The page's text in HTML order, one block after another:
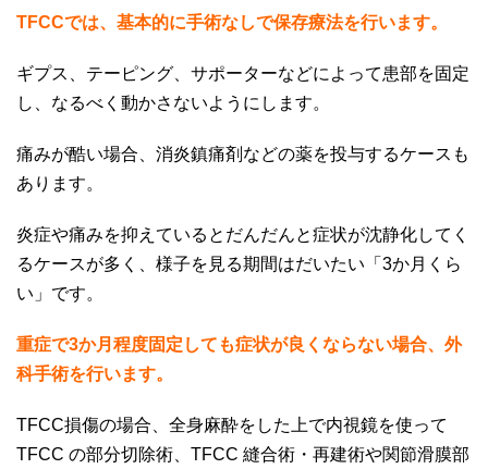
TFCCでは、基本的に手術なしで保存療法を行います。
ギプス、テーピング、サポーターなどによって患部を固定
し、なるべく動かさないようにします。
痛みが酷い場合、消炎鎮痛剤などの薬を投与するケースも
あります。
炎症や痛みを抑えているとだんだんと症状が沈静化してく
るケースが多く、様子を見る期間はだいたい「 3か月くら
い」です。
重症で3か月程度固定しても症状が良くならない場合、外
科手術を行います。
TFCC損傷の場合、全身麻酔をした上で内視鏡を使って
TFCC の部分切除術、 TFCC 縫合術・再建術や関節滑膜部